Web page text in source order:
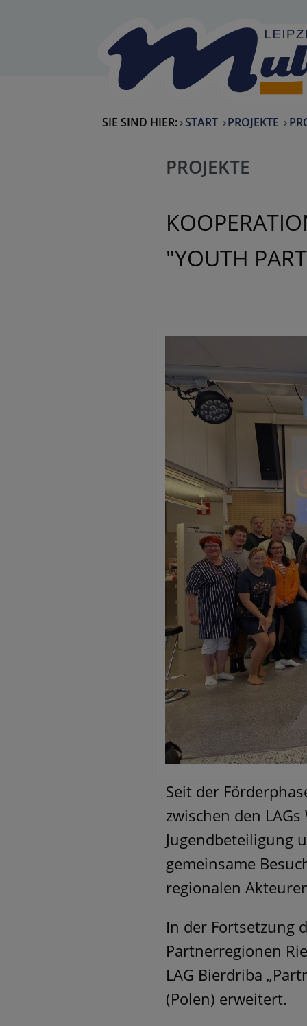
back to home
SIE SIND HIER: START PROJEKTE
PROJEKTE
"YOUTH
Seit der
zwischen den
Jugendbeteiligung
gemeinsame
regionalen
In der Fortsetzung
Partnerregionen
LAG Bierdriba
(Polen) erweitert.